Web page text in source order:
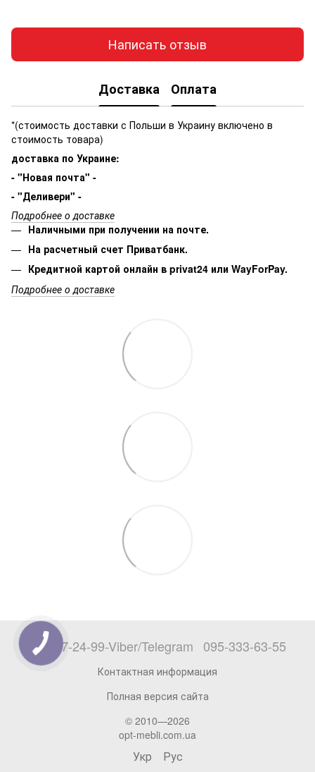
Написать отзыв
Доставка Оплата
*(стоимость доставки с Польши в Украину включено в
стоимость товара)
доставка по Украине:
- "Новая почта" -
- "Деливери" -
Подробнее о доставке
Наличными при получении на почте.
На расчетный счет Приватбанк.
Кредитной картой онлайн в privat24 или WayForPay.
Подробнее о доставке
068-777-24-99-Viber/Telegram 095-333-63-55
Контактная информация
Полная версия сайта
© 2010—2026
opt-mebli.com.ua
Укр Рус